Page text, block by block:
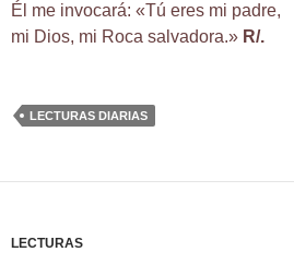
Él me invocará: «Tú eres mi padre,
mi Dios, mi Roca salvadora.» R/.
LECTURAS DIARIAS
LECTURAS